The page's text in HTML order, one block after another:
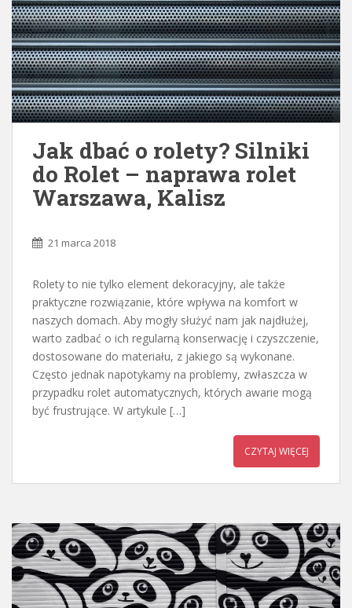
Jak dbać o rolety? Silniki
do Rolet – naprawa rolet
Warszawa, Kalisz
21 marca 2018
Rolety to nie tylko element dekoracyjny, ale także
praktyczne rozwiązanie, które wpływa na komfort w
naszych domach. Aby mogły służyć nam jak najdłużej,
warto zadbać o ich regularną konserwację i czyszczenie,
dostosowane do materiału, z jakiego są wykonane.
Często jednak napotykamy na problemy, zwłaszcza w
przypadku rolet automatycznych, których awarie mogą
być frustrujące. W artykule […]
CZYTAJ WIĘCEJ